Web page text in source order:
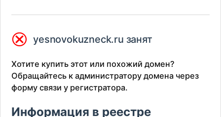
⮿ yesnovokuzneck.ru занят
Хотите купить этот или похожий домен?
Обращайтесь к администратору домена через
форму связи у регистратора.
Информация в реестре